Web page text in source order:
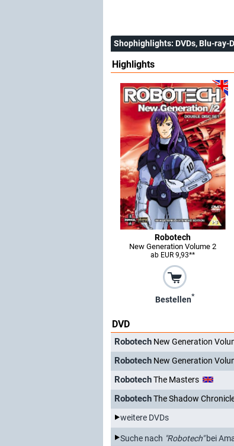
Shophighlights: DVDs, Blu-ray-
Highlights
Robotech
New Generation Volume 2
ab EUR 9,93**
Bestellen*
DVD
Robotech New Generation
Robotech New Generation
RobotechThe Masters
RobotechThe Shadow
weitere DVDs
Suche nach "Robotech"bei